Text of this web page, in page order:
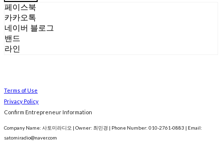
페이스북
카카오톡
네이버 블로그
밴드
라인
Terms of Use
Privacy Policy
Confirm Entrepreneur Information
Company Name: 사토미라디오 | Owner: 최민경 | Phone Number: 010-2761-0883 | Email:
satomiradio@naver.com